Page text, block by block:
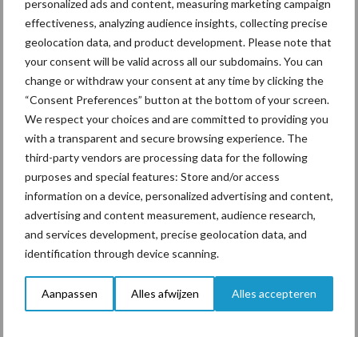
personalized ads and content, measuring marketing campaign
effectiveness, analyzing audience insights, collecting precise
geolocation data, and product development. Please note that
your consent will be valid across all our subdomains. You can
change or withdraw your consent at any time by clicking the
“Consent Preferences” button at the bottom of your screen.
We respect your choices and are committed to providing you
with a transparent and secure browsing experience. The
third-party vendors are processing data for the following
purposes and special features: Store and/or access
information on a device, personalized advertising and content,
advertising and content measurement, audience research,
and services development, precise geolocation data, and
identification through device scanning.
Aanpassen Alles afwijzen Alles accepteren
Bron:CBS
Aanbevolen voor jou!
Grondstoffenmarkt blijft
grillig: droogte en
geopolitiek houden handel
in de greep
De speenhuid: een vaak
voor mastitis